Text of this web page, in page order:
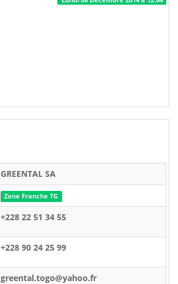
GREENTAL SA
Zone Franche TG
+228 22 51 34 55
+228 90 24 25 99
greental.togo@yahoo.fr